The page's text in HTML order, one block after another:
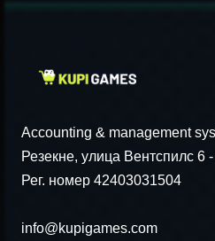
Accounting & management
Резекне, улица Вентспилс 6
Рег. номер 42403031504
info@kupigames.com